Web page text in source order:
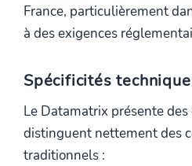
France, particulièrement
à des exigences
Spécificités
Le Datamatrix présente
distinguent nettement des
traditionnels :